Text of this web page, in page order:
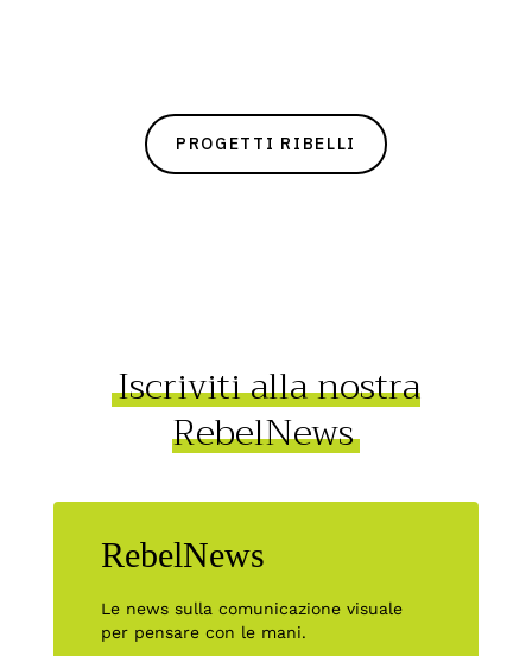
PROGETTI RIBELLI
Iscriviti alla nostra
RebelNews
RebelNews
Le news sulla comunicazione visuale
per pensare con le mani.